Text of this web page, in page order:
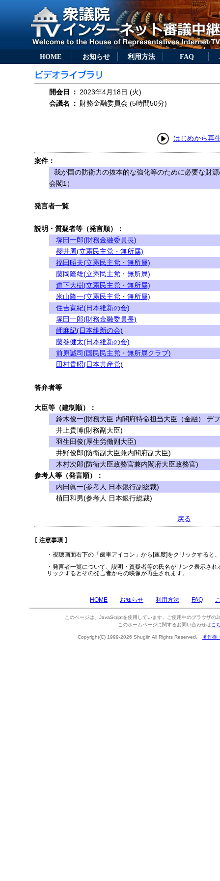
HOME お知らせ 利用方法 FAQ
開会日 ： 2023年4月18日 (火)
会議名
： 財務金融委員会 (5時間50分)
はじめから再
案件：
我が国の防衛力の抜本的な強化等のために必要な財
会閣1）
発言者一覧
説明・質疑者等（発言順）：
塚田一郎(財務金融委員長)
櫻井周(立憲民主党・無所属)
福田昭夫(立憲民主党・無所属)
藤岡隆雄(立憲民主党・無所属)
道下大樹(立憲民主党・無所属)
米山隆一(立憲民主党・無所属)
住吉寛紀(日本維新の会)
塚田一郎(財務金融委員長)
岬麻紀(日本維新の会)
藤巻健太(日本維新の会)
前原誠司(国民民主党・無所属クラブ)
田村貴昭(日本共産党)
答弁者等
大臣等（建制順）：
鈴木俊一(財務大臣 内閣府特命担当大臣（金融） デ
井上貴博(財務副大臣)
羽生田俊(厚生労働副大臣)
井野俊郎(防衛副大臣兼内閣府副大臣)
木村次郎(防衛大臣政務官兼内閣府大臣政務官)
参考人等（発言順）：
内田眞一(参考人 日本銀行副総裁)
植田和男(参考人 日本銀行総裁)
戻る
・視聴画面右下の「歯車アイコン」から[速度]をクリックすると
・発言者一覧について、説明・質疑者等の氏名がリンク表示さ
リックするとその発言者からの映像が再生されます。
HOME お知らせ 利用方法 FAQ
このページは、JavaScriptを使用しています。ご使用中のブラウザの
このホームページに関するお問い合わせは こ
Copyright(C) 1999-2026 Shugiin All Rights Reserved. 著作権